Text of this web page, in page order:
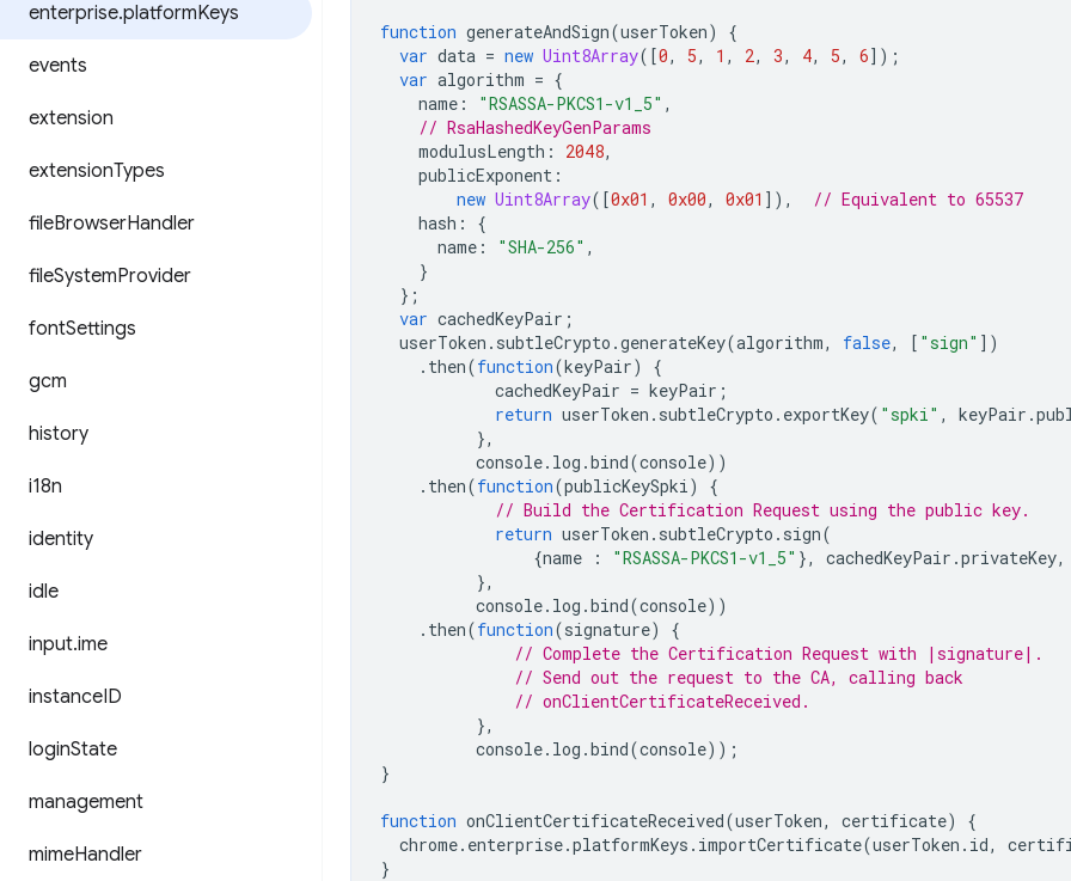
enterprise.platformKeys
events
extension
extensionTypes
fileBrowserHandler
fileSystemProvider
fontSettings
gcm
history
i18n
identity
idle
input.ime
instanceID
loginState
management
mimeHandler
function generateAndSign(userToken)
{
var data = new Uint8Array([0, 5, 1 , 2, 3, 4, 5, 6]);
var algorithm = {
name : "RSASSA-PKCS1-v1_5" ,
// RsaHashedKeyGenParams
modulusLength : 2048,
publicExponent :
new Uint8Array([0x01 , 0x00, 0x01 ]),
// Equivalent to 65537
hash :
{
name : "SHA-256" ,
}
};
var cachedKeyPair ;
userToken . subtleCrypto .generateKey(algorithm, false, [ "sign" ])
. then(function(keyPair)
{
cachedKeyPair = keyPair ;
return userToken . subtleCrypto . exportKey( "spki" , keyPair .
},
console. log .bind(console))
. then(function(publicKeySpki)
{
// Build the Certification Request using the public key.
return userToken . subtleCrypto . sign(
{name : "RSASSA-PKCS1-v1_5" }, cachedKeyPair .privateKey,
},
console. log .bind(console))
. then(function(signature)
{
// Complete the Certification Request with |signature|.
// Send out the request to the CA, calling back
// onClientCertificateReceived.
},
console. log .bind(console));
}
function onClientCertificateReceived(userToken, certificate)
{
chrome. enterprise.platformKeys . importCertificate(userToken . id,
}